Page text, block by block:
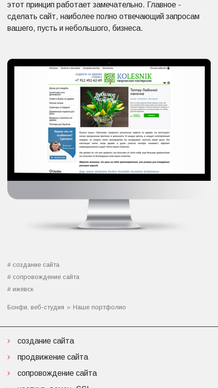
этот принцип работает замечательно. Главное -
сделать сайт, наиболее полно отвечающий запросам
вашего, пусть и небольшого, бизнеса.
создание сайта
сопровождение сайта
ижевск
Бонфи, веб-студия Наше портфолио
создание сайта
продвижение сайта
сопровождение сайта